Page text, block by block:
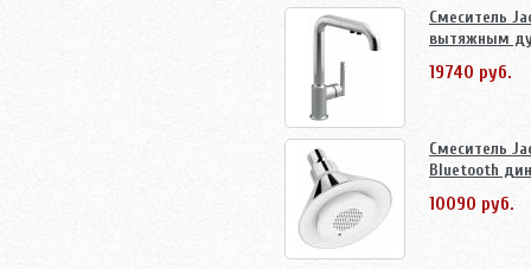
Смеситель
вытяжным
19740 руб.
Смеситель
Bluetooth
10090 руб.